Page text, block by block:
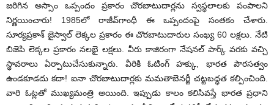
జరిగిన అస్సాం ఒప్పందం ప్రకారం చొరబాటుదార్లను స్వస్థలాలకు పంపాలని
నిర్ణయించారు! 1985లో రాజీవ్‌గాంధీ ఈ ఒప్పందంపై సంతకం చేశారు.
సూర్యప్రకాశ్ జైస్వాల్ లెక్కల ప్రకారం ఈ చొరబాటుదారుల సంఖ్య 60 లక్షలు. నేటి
బిజెపి లెక్కల ప్రకారం నలభై లక్షలు. వీరు కాజిరంగా నేషనల్ పార్క్ వరకు వచ్చి
స్థావరాలు ఏర్పాటుచేసుకున్నారు. వీరికి ఓటింగ్ హక్కు, భారత పౌరసత్వం
ఉండకూడదు కదా! ఐనా చొరబాటుదార్లకు మమతాబెనర్జీ చట్టబద్ధత కల్పించింది.
వారి ఓట్లతో ముఖ్యమంత్రి అయింది. ఇప్పుడు కాలం కలిసివస్తే భారత ప్రధాని